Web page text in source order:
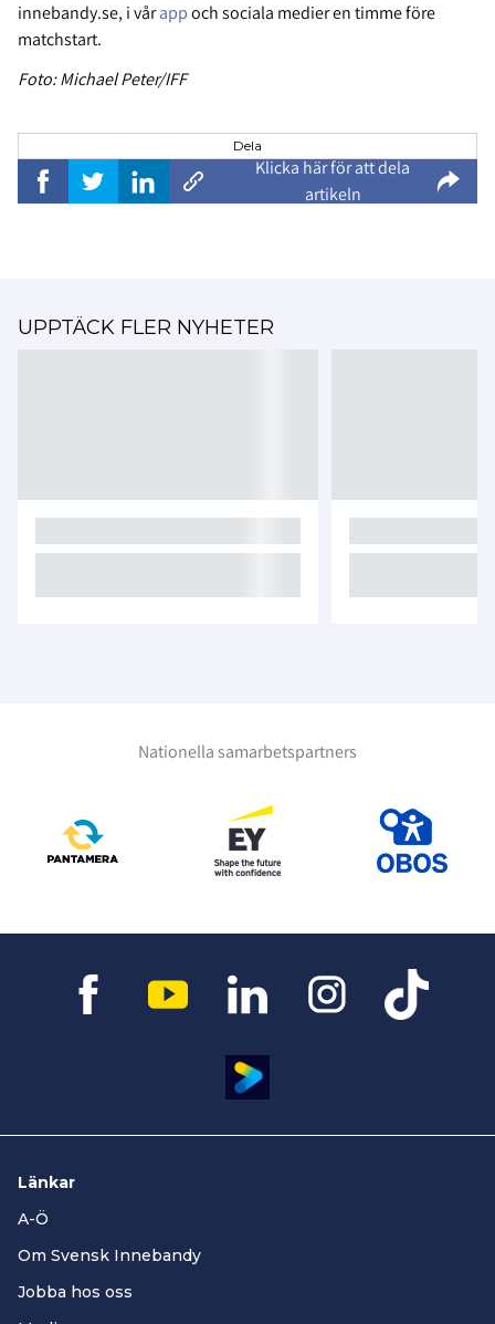
innebandy.se, i vårappoch sociala medier en timme före
matchstart.
Foto: Michael Peter/IFF
Dela
Klicka här för att dela
artikeln
UPPTÄCK FLER NYHETER
Nationella samarbetspartners
Länkar
A-Ö
Om Svensk Innebandy
Jobba hos oss